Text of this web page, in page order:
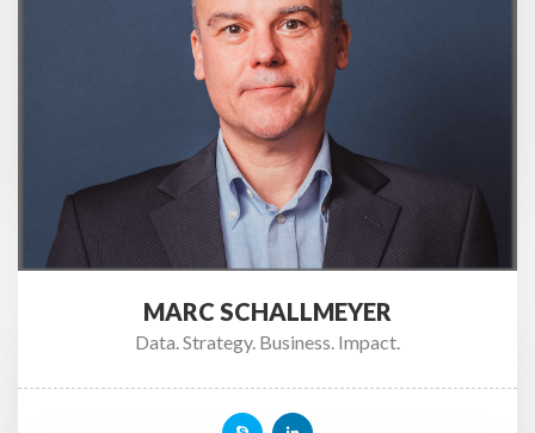
MARC SCHALLMEYER
Data. Strategy. Business. Impact.